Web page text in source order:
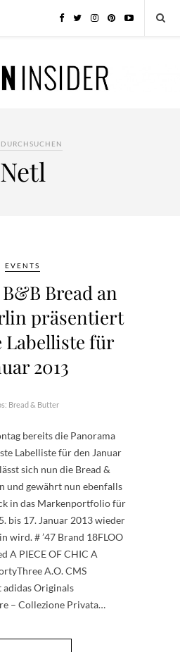
Netl
EVENTS
Bread an
präsentiert
Labelliste für
2013
Bread & Butter
bereits die Panorama
Labelliste für den Januar
sich nun die Bread &
und gewährt nun ebenfalls
in das Markenportfolio für
bis 17. Januar 2013 wieder
wird. # ’47 Brand 18FLOO
A PIECE OF CHIC A
A.O. CMS
Originals
– Collezione Privata…